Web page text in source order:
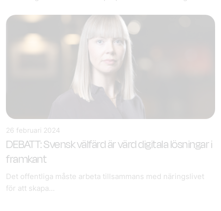
26 februari 2024
DEBATT: Svensk välfärd är värd digitala lösningar i
framkant
Det offentliga måste arbeta tillsammans med näringslivet
för att skapa...